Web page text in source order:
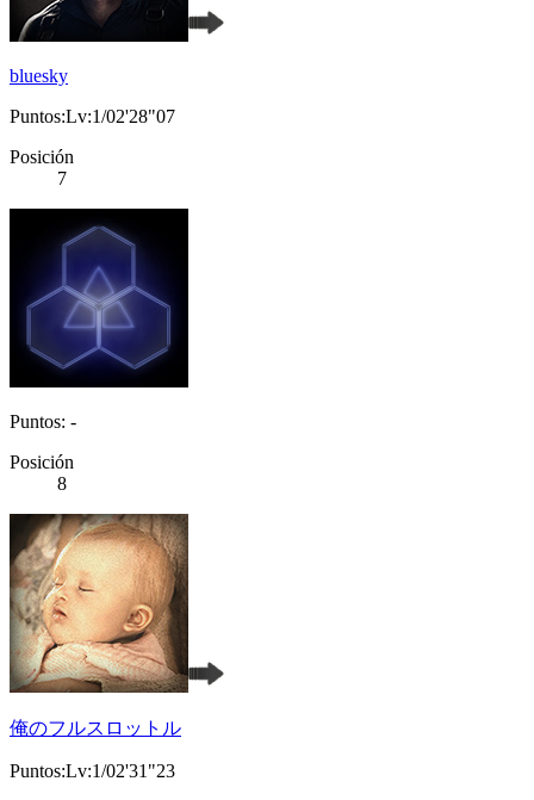
bluesky
Puntos:Lv:1/02'28"07
Posición
7
Puntos: -
Posición
8
俺のフルスロットル
Puntos:Lv:1/02'31"23